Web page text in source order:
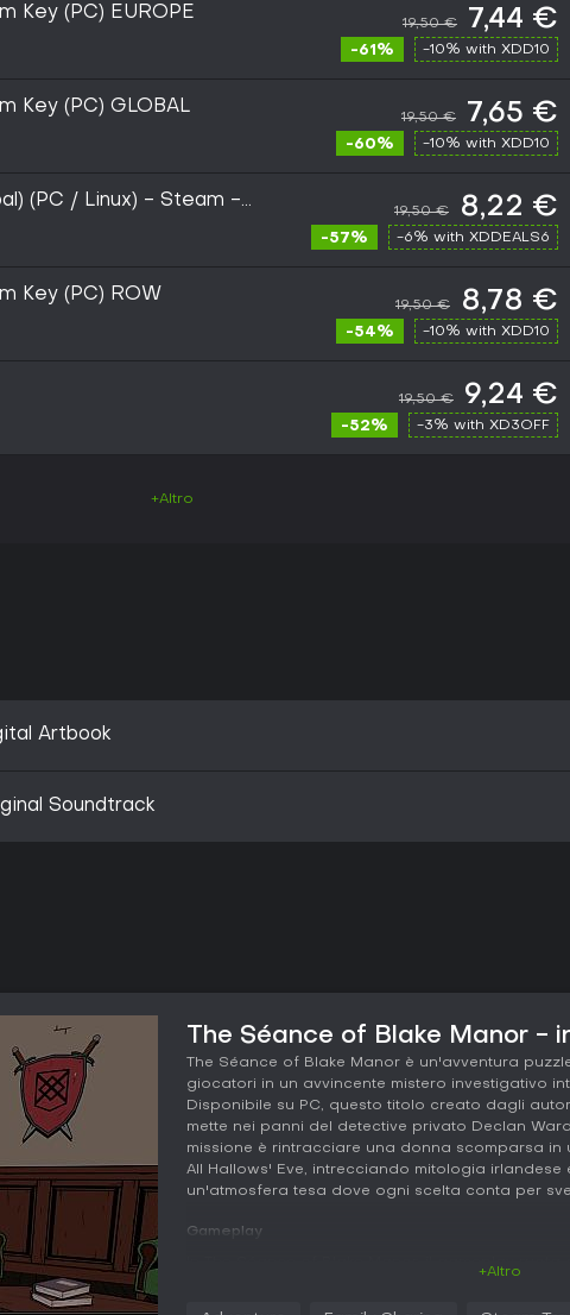
Key (PC) EUROPE
19,50 € 7,44 €
-61% -10% with XDD10
Key (PC) GLOBAL
19,50 € 7,65 €
-60% -10% with XDD10
(PC / Linux) - Steam -
19,50 € 8,22 €
-57% -6% with XDDEALS6
Key (PC) ROW
19,50 € 8,78 €
-54% -10% with XDD10
19,50 € 9,24 €
-52% -3% with XD3OFF
+Altro
Artbook
Soundtrack
The Séance of Blake Manor -
The Séance of Blake Manor è un'avventura
giocatori in un avvincente mistero investigativo
Disponibile su PC, questo titolo creato dagli
mette nei panni del detective privato Declan
missione è rintracciare una donna scomparsa in
All Hallows' Eve, intrecciando mitologia irlandese
un'atmosfera tesa dove ogni scelta conta per
Gameplay
+Altro